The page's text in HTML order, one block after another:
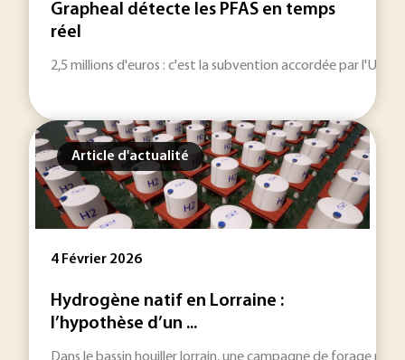
Grapheal détecte les PFAS en temps
réel
2,5 millions d'euros : c'est la subvention accordée par
Article d'actualité
4 Février 2026
Hydrogène natif en Lorraine :
l’hypothèse d’un ...